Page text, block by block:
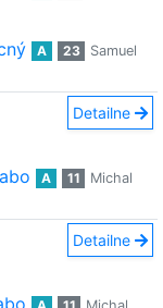
A 23
Samuel
Detailne
A 11
Michal
Detailne